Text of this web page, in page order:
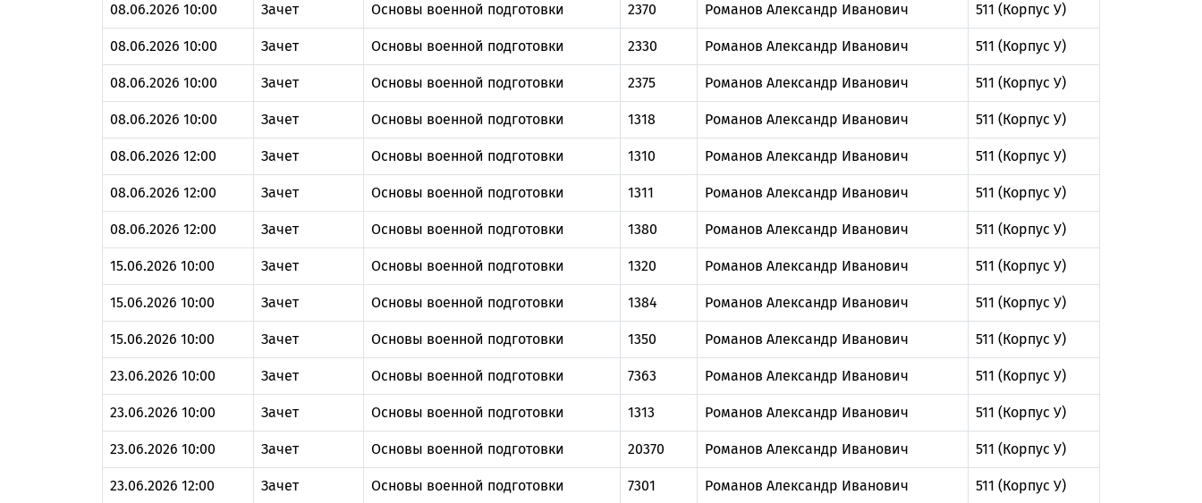
08.06.2026 10:00 Зачет Основы военной подготовки 2370 Романов Александр Иванович 511 (Корпус У)
08.06.2026 10:00 Зачет Основы военной подготовки 2330 Романов Александр Иванович 511 (Корпус У)
08.06.2026 10:00 Зачет Основы военной подготовки 2375 Романов Александр Иванович 511 (Корпус У)
08.06.2026 10:00 Зачет Основы военной подготовки 1318 Романов Александр Иванович 511 (Корпус У)
08.06.2026 12:00 Зачет Основы военной подготовки 1310 Романов Александр Иванович 511 (Корпус У)
08.06.2026 12:00 Зачет Основы военной подготовки 1311 Романов Александр Иванович 511 (Корпус У)
08.06.2026 12:00 Зачет Основы военной подготовки 1380 Романов Александр Иванович 511 (Корпус У)
15.06.2026 10:00 Зачет Основы военной подготовки 1320 Романов Александр Иванович 511 (Корпус У)
15.06.2026 10:00 Зачет Основы военной подготовки 1384 Романов Александр Иванович 511 (Корпус У)
15.06.2026 10:00 Зачет Основы военной подготовки 1350 Романов Александр Иванович 511 (Корпус У)
23.06.2026 10:00 Зачет Основы военной подготовки 7363 Романов Александр Иванович 511 (Корпус У)
23.06.2026 10:00 Зачет Основы военной подготовки 1313 Романов Александр Иванович 511 (Корпус У)
23.06.2026 10:00 Зачет Основы военной подготовки 20370 Романов Александр Иванович 511 (Корпус У)
23.06.2026 12:00 Зачет Основы военной подготовки 7301 Романов Александр Иванович 511 (Корпус У)